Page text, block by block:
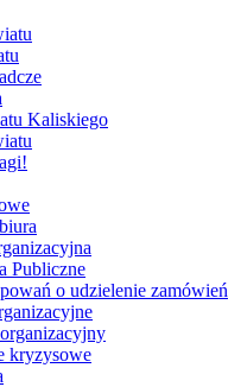
Kaliskiego
Publiczne
o udzielenie zamówień
kryzysowe